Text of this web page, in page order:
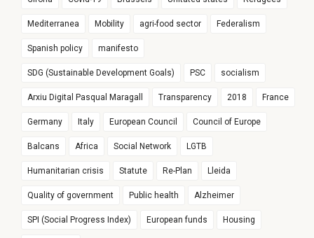
Mediterranea Mobility agri-food sector Federalism
Spanish policy manifesto
SDG (Sustainable Development Goals) PSC socialism
Arxiu Digital Pasqual Maragall Transparency 2018 France
Germany Italy European Council Council of Europe
Balcans Africa Social Network LGTB
Humanitarian crisis Statute Re-Plan Lleida
Quality of government Public health Alzheimer
SPI (Social Progress Index) European funds Housing